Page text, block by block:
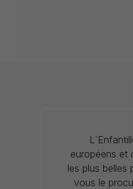
européens et
les plus belles
vous le